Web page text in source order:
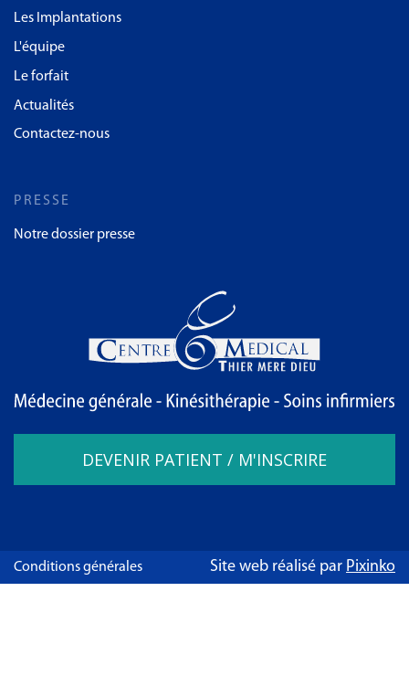
Les Implantations
L'équipe
Le forfait
Actualités
Contactez-nous
PRESSE
Notre dossier presse
DEVENIR PATIENT / M'INSCRIRE
Conditions générales Site web réalisé par Pixinko